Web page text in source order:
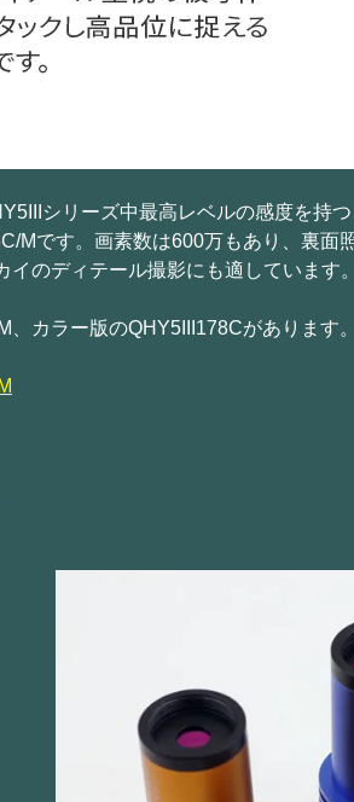
シリーズ中最高レベルの感度を持
Mです。画素数は600万もあり、裏
イのディテール撮影にも適しています。
、カラー版のQHY5III178Cがあります。